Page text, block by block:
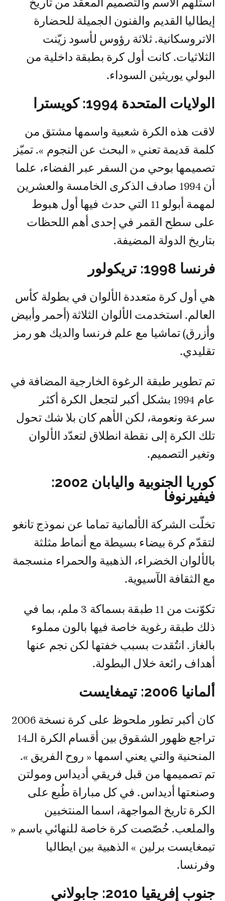
استلهم الاسم والتصميم المعقد من تاريخ
إيطاليا القديم والفنون الجميلة للحضارة
الاتروسكانية. ثلاثة رؤوس لأسود زيّنت
الثلاثيات. كانت أول كرة بطبقة داخلية من
البولي يوريثين السوداء.
الولايات المتحدة 1994: كويسترا
لاقت هذه الكرة شعبية واسمها مشتق من
كلمة قديمة تعني « البحث عن النجوم ». تميّز
تصميمها بوحي من السفر عبر الفضاء، علما
أن 1994 صادف الذكرى الخامسة والعشرين
لمهمة أبولو 11 التي حدث فيها أول هبوط
على سطح القمر في إحدى أهم اللحظات
بتاريخ الدولة المضيفة.
فرنسا 1998: تريكولور
هي أول كرة متعددة الألوان في بطولة كأس
العالم. استخدمت الألوان الثلاثة (أحمر وأبيض
وأزرق) تماشيا مع علم فرنسا والديك هو رمز
تقليدي.
تم تطوير طبقة الرغوة الخارجية المضافة في
عام 1994 بشكل أكبر لتجعل الكرة أكثر
سرعة ونعومة، لكن الأهم كان بلا شك تحول
تلك الكرة إلى نقطة انطلاق لتعدّد الألوان
وتغير التصميم.
كوريا الجنوبية واليابان 2002:
فيفيرنوفا
تخلّت الشركة الألمانية تماما عن نموذج تانغو
لتقدّم كرة بيضاء بسيطة مع أنماط مثلثة
بالألوان الخضراء، الذهبية والحمراء منسجمة
مع الثقافة الآسيوية.
تكوّنت من 11 طبقة بسماكة 3 ملم، بما في
ذلك طبقة رغوية خاصة فيها بالون مملوء
بالغاز. انتُقدت بسبب خفتها لكن نجم عنها
أهداف رائعة خلال البطولة.
ألمانيا 2006: تيمغايست
كان أكبر تطور ملحوظ على كرة نسخة 2006
تراجع ظهور الشقوق بين أقسام الكرة الـ14
المنحنية والتي يعني اسمها « روح الفريق ».
تم تصميمها من قبل فريقي أديداس ومولتن
وصنعتها أديداس. في كل مباراة طُبع على
الكرة تاريخ المواجهة، اسما المنتخبين
والملعب. خُصّصت كرة خاصة للنهائي باسم «
تيمغايست برلين » الذهبية بين ايطاليا
وفرنسا.
جنوب إفريقيا 2010: جابولاني